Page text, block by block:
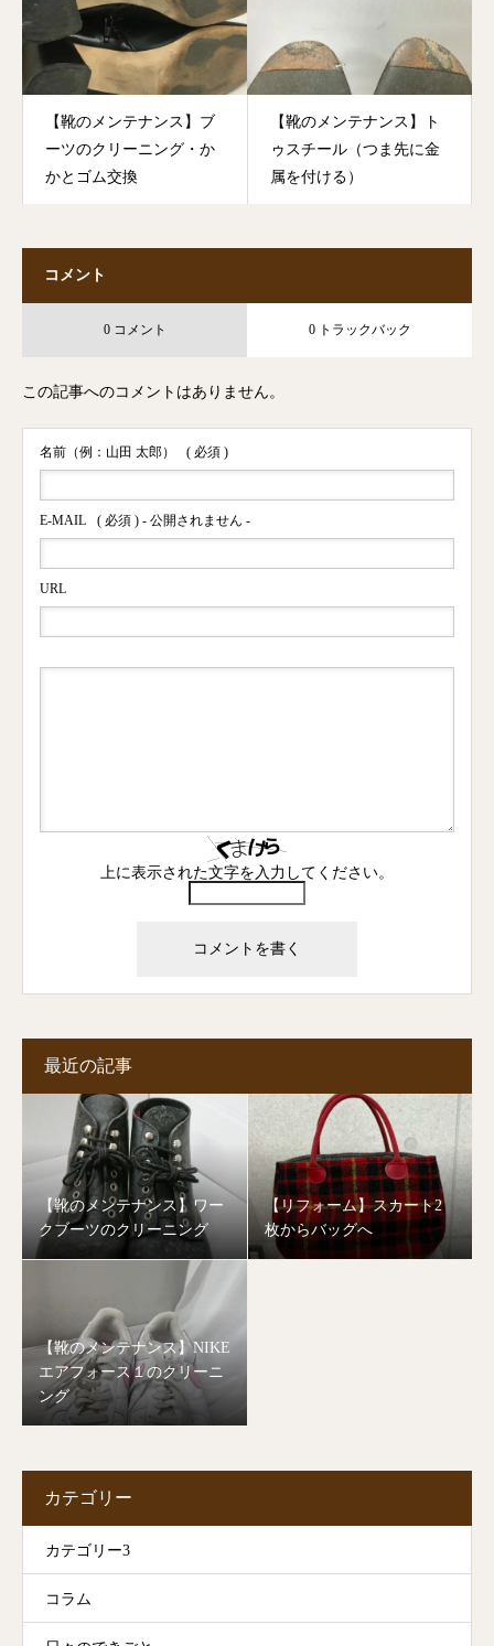
【靴のメンテナンス】ブ
ーツのクリーニング・か
かとゴム交換
【靴のメンテナンス】ト
ゥスチール（つま先に金
属を付ける）
コメント
0 コメント 0 トラックバック
この記事へのコメントはありません。
名前（例：山田 太郎） ( 必須 )
E-MAIL ( 必須 ) - 公開されません -
URL
上に表示された文字を入力してください。
最近の記事
【靴のメンテナンス】ワー
クブーツのクリーニング
【リフォーム】スカート2
枚からバッグへ
【靴のメンテナンス】NIKE
エアフォース１のクリーニ
ング
カテゴリー
カテゴリー3
コラム